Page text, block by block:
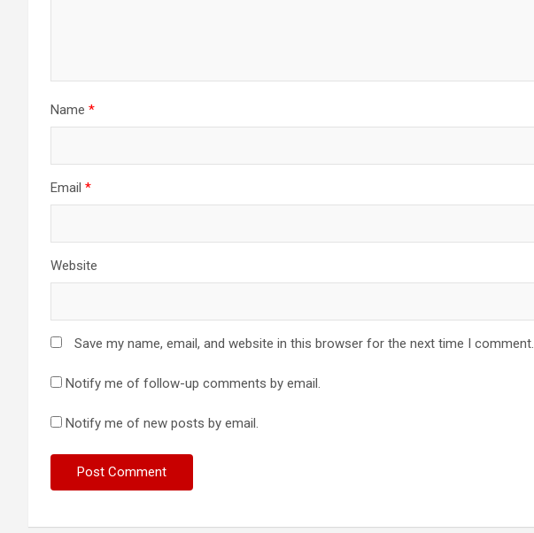
Name *
Email *
Website
Save my name, email, and website in this browser for the next time I comment.
Notify me of follow-up comments by email.
Notify me of new posts by email.